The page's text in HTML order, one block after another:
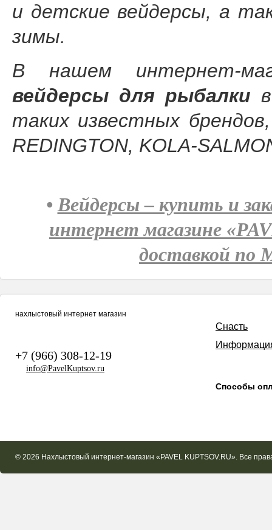
и детские вейдерсы, а
зимы.
В нашем интернет-
вейдерсы для рыбалки
таких известных
REDINGTON, KOLA-
•Вейдерсы – купить и
интернет магазине
доставкой по
нахлыстовый интернет магазин
+7 (966) 308-12-19
info@PavelKuptsov.ru
Снасть
Способы
© 2026 Нахлыстовый интернет-магазин «PAVEL KUPTSOV.RU». Все